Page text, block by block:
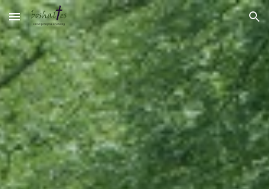
Skip to main content Skip to navigation